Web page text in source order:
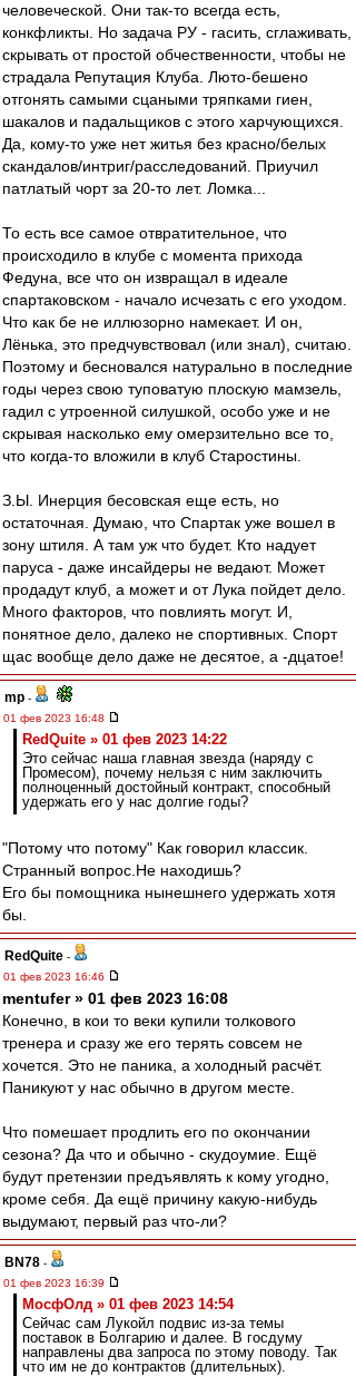
человеческой. Они так-то всегда есть,
конкфликты. Но задача РУ - гасить, сглаживать,
скрывать от простой обчественности, чтобы не
страдала Репутация Клуба. Люто-бешено
отгонять самыми сцаными тряпками гиен,
шакалов и падальщиков с этого харчующихся.
Да, кому-то уже нет житья без красно/белых
скандалов/интриг/расследований. Приучил
патлатый чорт за 20-то лет. Ломка...
То есть все самое отвратительное, что
происходило в клубе с момента прихода
Федуна, все что он извращал в идеале
спартаковском - начало исчезать с его уходом.
Что как бе не иллюзорно намекает. И он,
Лёнька, это предчувствовал (или знал), считаю.
Поэтому и бесновался натурально в последние
годы через свою туповатую плоскую мамзель,
гадил с утроенной силушкой, особо уже и не
скрывая насколько ему омерзительно все то,
что когда-то вложили в клуб Старостины.
З.Ы. Инерция бесовская еще есть, но
остаточная. Думаю, что Спартак уже вошел в
зону штиля. А там уж что будет. Кто надует
паруса - даже инсайдеры не ведают. Может
продадут клуб, а может и от Лука пойдет дело.
Много факторов, что повлиять могут. И,
понятное дело, далеко не спортивных. Спорт
щас вообще дело даже не десятое, а -дцатое!
mp -
01 фев 2023 16:48
RedQuite » 01 фев 2023 14:22
Это сейчас наша главная звезда (наряду с
Промесом), почему нельзя с ним заключить
полноценный достойный контракт, способный
удержать его у нас долгие годы?
"Потому что потому" Как говорил классик.
Странный вопрос.Не находишь?
Его бы помощника нынешнего удержать хотя
бы.
RedQuite -
01 фев 2023 16:46
mentufer » 01 фев 2023 16:08
Конечно, в кои то веки купили толкового
тренера и сразу же его терять совсем не
хочется. Это не паника, а холодный расчёт.
Паникуют у нас обычно в другом месте.
Что помешает продлить его по окончании
сезона? Да что и обычно - скудоумие. Ещё
будут претензии предъявлять к кому угодно,
кроме себя. Да ещё причину какую-нибудь
выдумают, первый раз что-ли?
BN78 -
01 фев 2023 16:39
МосфОлд » 01 фев 2023 14:54
Сейчас сам Лукойл подвис из-за темы
поставок в Болгарию и далее. В госдуму
направлены два запроса по этому поводу. Так
что им не до контрактов (длительных).